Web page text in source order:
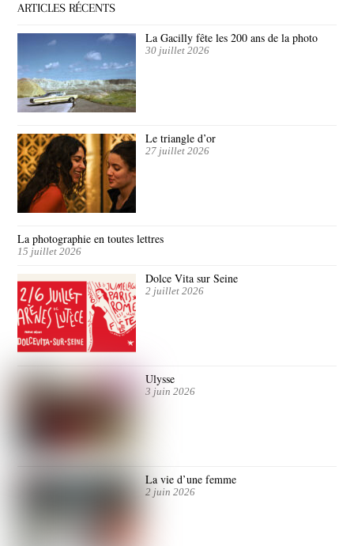
ARTICLES RÉCENTS
La Gacilly fête les 200 ans de la photo
30 juillet 2026
Le triangle d’or
27 juillet 2026
La photographie en toutes lettres
15 juillet 2026
Dolce Vita sur Seine
2 juillet 2026
Ulysse
3 juin 2026
La vie d’une femme
2 juin 2026